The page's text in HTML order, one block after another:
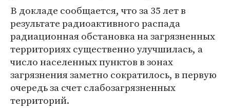
В докладе сообщается, что за 35 лет в
результате радиоактивного распада
радиационная обстановка на загрязненных
территориях существенно улучшилась, а
число населенных пунктов в зонах
загрязнения заметно сократилось, в первую
очередь за счет слабозагрязненных
территорий.